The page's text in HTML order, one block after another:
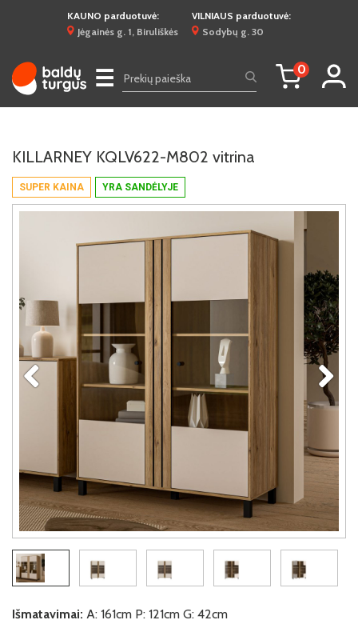
KAUNO parduotuvė:
Jėgainės g. 1, Biruliškės
VILNIAUS parduotuvė:
Sodybų g. 30
☰ 0
SUPER KAINA YRA SANDĖLYJE
KILLARNEY KQLV622-M802 vitrina
Išmatavimai: A: 161cm P: 121cm G: 42cm